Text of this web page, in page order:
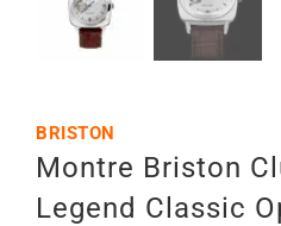
BRISTON
Montre Briston
Legend Classic